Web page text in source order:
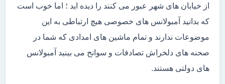
از خیابان های شهر عبور می کنند را دیده اید ؛ اما خوب است
که بدانید آمبولانس های خصوصی هیچ ارتباطی به این
موضوعات ندارند و تمام ماشین های امدادی که شما در
صحنه های دلخراش تصادفات و سوانح می بینید آمبولانس
های دولتی هستند.